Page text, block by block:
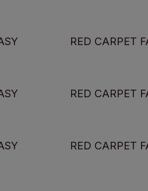
RED CARPET
RED CARPET
RED CARPET